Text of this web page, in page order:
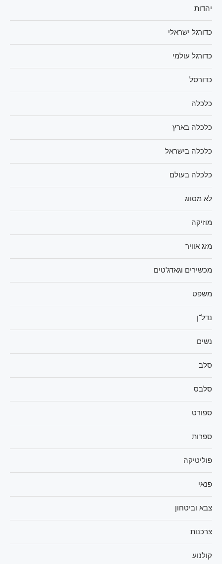
יהדות
כדורגל ישראלי
כדורגל עולמי
כדורסל
כלכלה
כלכלה בארץ
כלכלה בישראל
כלכלה בעולם
לא מסווג
מוזיקה
מזג אוויר
מכשירים וגאדג'טים
משפט
נדל"ן
נשים
סלב
סלבס
ספורט
ספרות
פוליטיקה
פנאי
צבא וביטחון
צרכנות
קולנוע